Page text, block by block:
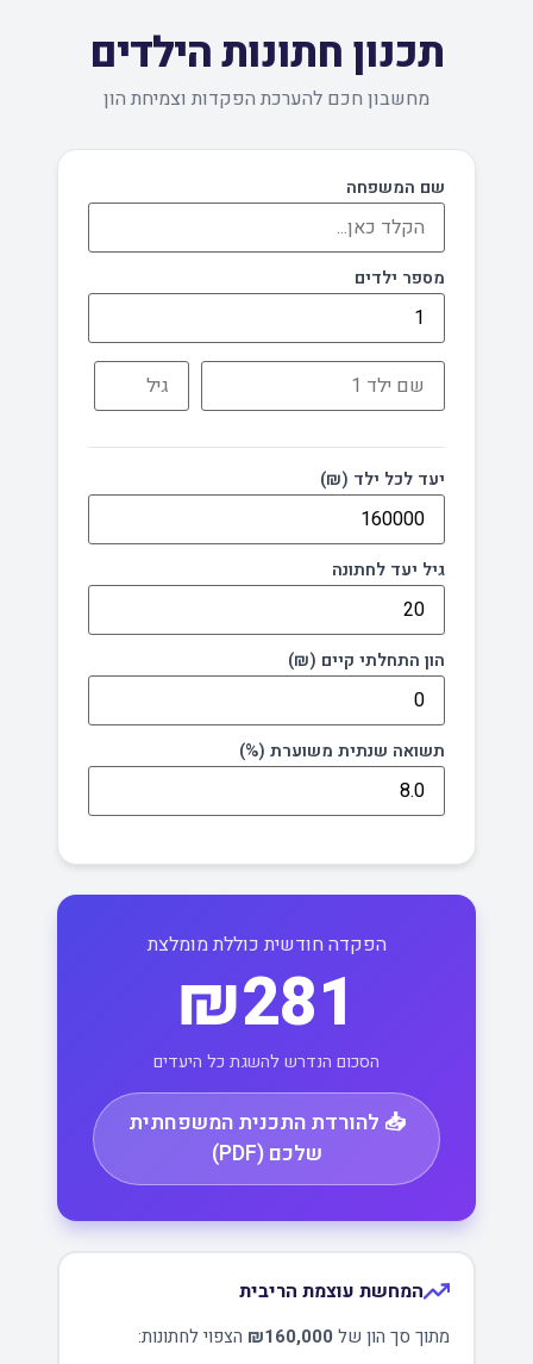
תכנון חתונות הילדים
מחשבון חכם להערכת הפקדות וצמיחת הון
שם המשפחה
מספר ילדים
יעד לכל ילד (₪)
גיל יעד לחתונה
הון התחלתי קיים (₪)
תשואה שנתית משוערת (%)
הפקדה חודשית כוללת מומלצת
₪281
הסכום הנדרש להשגת כל היעדים
📥 להורדת התכנית המשפחתית
שלכם (PDF)
המחשת עוצמת הריבית
מתוך סך הון של₪160,000 הצפוי לחתונות: